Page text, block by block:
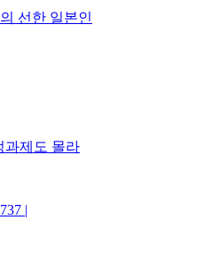
선한 일본인
과제도 몰라
737 |